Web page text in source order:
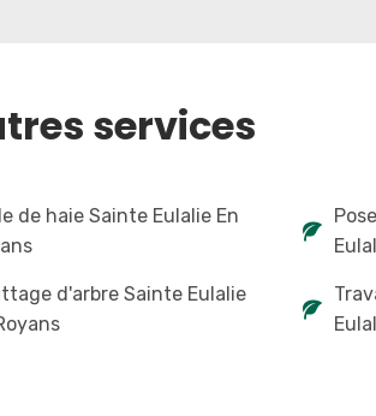
services
de haie Sainte Eulalie En
d'arbre Sainte Eulalie